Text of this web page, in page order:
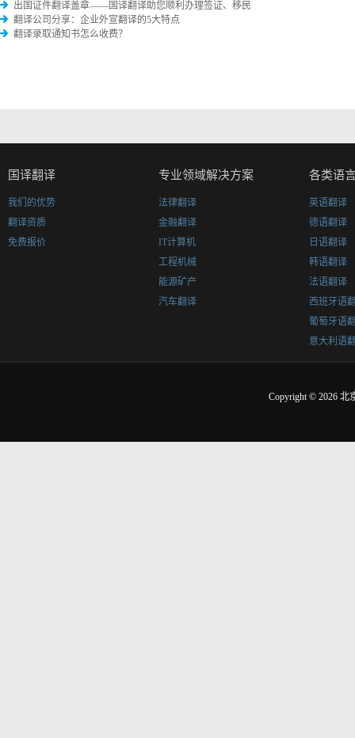
出国证件翻译盖章——国译翻译助您顺利办理签证、移民
翻译公司分享：企业外宣翻译的5大特点
翻译录取通知书怎么收费？
国译翻译
我们的优势
翻译资质
免费报价
专业领域解决方案
法律翻译
金融翻译
IT计算机
工程机械
能源矿产
汽车翻译
各类语
英语翻译
德语翻译
日语翻译
韩语翻译
法语翻译
西班牙语
葡萄牙语
意大利语
Copyright © 2026 北